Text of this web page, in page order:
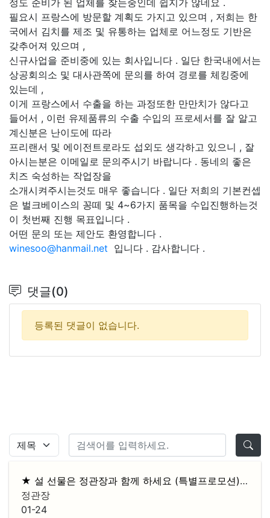
필요시 프랑스에 방문할 계획도 가지고 있으며 , 저희는 한
국에서 김치를 제조 및 유통하는 업체로 어느정도 기반은
갖추어져 있으며 ,
신규사업을 준비중에 있는 회사입니다 . 일단 한국내에서는
상공회의소 및 대사관쪽에 문의를 하여 경로를 체킹중에
있는데 ,
이게 프랑스에서 수출을 하는 과정또한 만만치가 않다고
들어서 , 이런 유제품류의 수출 수입의 프로세서를 잘 알고
계신분은 난이도에 따라
프리랜서 및 에이전트로라도 섭외도 생각하고 있으니 , 잘
아시는분은 이메일로 문의주시기 바랍니다 . 동네의 좋은
치즈 숙성하는 작업장을
소개시켜주시는것도 매우 좋습니다 . 일단 저희의 기본컨셉
은 벌크베이스의 꽁떼 및 4~6가지 품목을 수입진행하는것
이 첫번째 진행 목표입니다 .
어떤 문의 또는 제안도 환영합니다 .
winesoo@hanmail.net 입니다 . 감사합니다 .
댓글(0)
등록된 댓글이 없습니다.
★ 설 선물은 정관장과 함께 하세요 (특별프로모션)★
정관장
01-24